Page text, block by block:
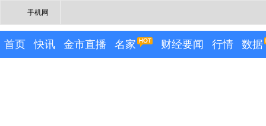
手机网
首页 快讯 金市直播 名家 财经要闻 行情 数据